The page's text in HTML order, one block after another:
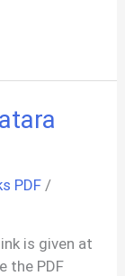
PDF /
is given at
the PDF